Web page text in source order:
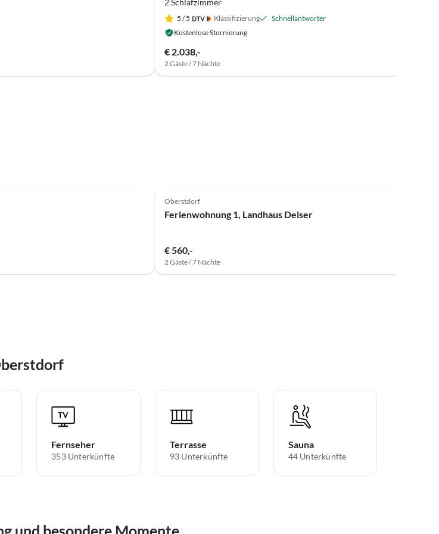
2 Schlafzimmer
5 / 5 Klassifizierung
Schnellantworter
Kostenlose Stornierung
€ 2.038,-
2 Gäste / 7 Nächte
Oberstdorf
Ferienwohnung 1, Landhaus Deiser
€ 560,-
2 Gäste / 7 Nächte
Fernseher
353 Unterkünfte
Terrasse
93 Unterkünfte
Sauna
44 Unterkünfte
und besondere Momente